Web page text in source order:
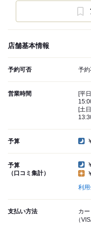
店舗基本情報
予約可否 予
営業時間
[平
[土
予算
予算
（口コミ集計）
利
支払い方法
カ
（